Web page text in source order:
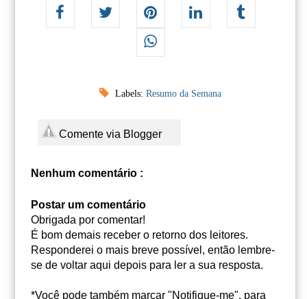
Labels: Resumo da Semana
Comente via Blogger
Nenhum comentário :
Postar um comentário
Obrigada por comentar!
É bom demais receber o retorno dos leitores.
Responderei o mais breve possível, então lembre-
se de voltar aqui depois para ler a sua resposta.
*Você pode também marcar "Notifique-me", para